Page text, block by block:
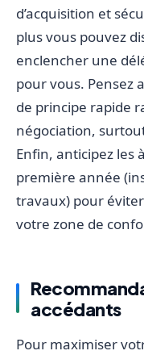
d’acquisition et
plus vous pouvez
enclencher une
pour vous. Pensez
de principe rapide
négociation,
Enfin, anticipez les
première année
travaux) pour
votre zone de
accédants
Pour maximiser